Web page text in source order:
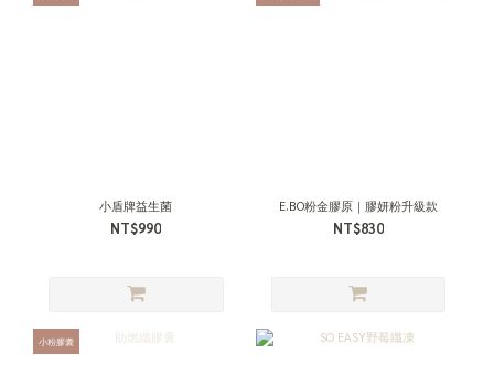
小盾牌益生菌
NT$990
E.BO粉金膠原｜膠妍粉升級款
NT$830
小粉膠囊